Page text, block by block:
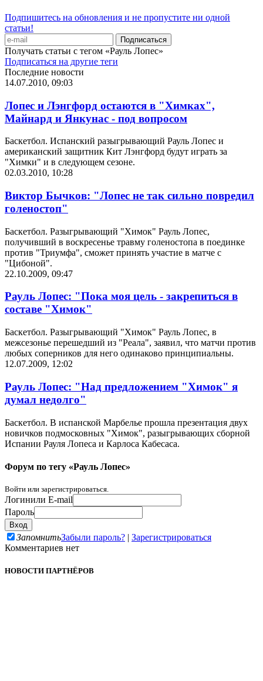
Подпишитесь на обновления и не пропустите ни одной
статьи!
Получать статьи с тегом «Рауль Лопес»
Подписаться на другие теги
Последние новости
14.07.2010, 09:03
Лопес и Лэнгфорд остаются в "Химках",
Майнард и Янкунас - под вопросом
Баскетбол. Испанский разыгрывающий Рауль Лопес и
американский защитник Кит Лэнгфорд будут играть за
"Химки" и в следующем сезоне.
02.03.2010, 10:28
Виктор Бычков: "Лопес не так сильно повредил
голеностоп"
Баскетбол. Разыгрывающий "Химок" Рауль Лопес,
получивший в воскресенье травму голеностопа в поединке
против "Триумфа", сможет принять участие в матче с
"Цибоной".
22.10.2009, 09:47
Рауль Лопес: "Пока моя цель - закрепиться в
составе "Химок"
Баскетбол. Разыгрывающий "Химок" Рауль Лопес, в
межсезонье перешедший из "Реала", заявил, что матчи против
любых соперников для него одинаково принципиальны.
12.07.2009, 12:02
Рауль Лопес: "Над предложением "Химок" я
думал недолго"
Баскетбол. В испанской Марбелье прошла презентация двух
новичков подмосковных "Химок", разыгрывающих сборной
Испании Рауля Лопеса и Карлоса Кабесаса.
Форум по тегу «Рауль Лопес»
Войти или зарегистрироваться.
Логинили E-mail
Пароль
ЗапомнитьЗабыли пароль? | Зарегистрироваться
Комментариев нет
НОВОСТИ ПАРТНЁРОВ